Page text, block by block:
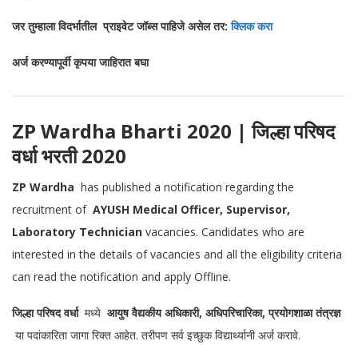
जर तुम्हाला विदर्भातील प्राइवेट जॉब्स पाहिजे असेल तर:क्लिक करा
अर्ज करण्यापूर्वी कृपया जाहिरात बघा
ZP Wardha Bharti 2020 | जिल्हा परिषद
वर्धा भरती 2020
ZP Wardha has published a notification regarding the
recruitment of AYUSH Medical Officer, Supervisor,
Laboratory Technician vacancies. Candidates who are
interested in the details of vacancies and all the eligibility criteria
can read the notification and apply Offline.
जिल्हा परिषद वर्धा मध्ये आयुष वैद्यकीय अधिकारी, अधिपरिचारिका, प्रयोगशाळा तंत्रज्ञ
या पदांकारिता जागा रिक्त आहेत. तरीपण सर्व इच्छुक विद्यार्थ्यानी अर्ज करावे.